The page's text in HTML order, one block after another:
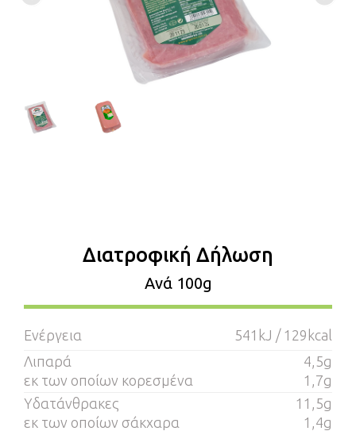
Διατροφική Δήλωση
Aνά 100g
Ενέργεια
541kJ / 129kcal
Λιπαρά
4,5g
εκ των οποίων κορεσμένα
1,7g
Υδατάνθρακες
11,5g
εκ των οποίων σάκχαρα
1,4g